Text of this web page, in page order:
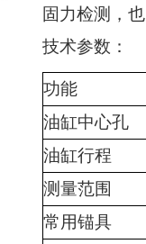
固力检测，也
技术参数：
功能
油缸中心孔
油缸行程
测量范围
常用锚具